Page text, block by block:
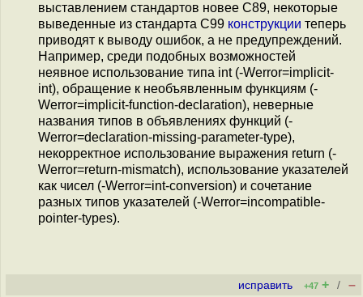
выставлением стандартов новее C89, некоторые
выведенные из стандарта С99 конструкции теперь
приводят к выводу ошибок, а не предупреждений.
Например, среди подобных возможностей
неявное использование типа int (-Werror=implicit-
int), обращение к необъявленным функциям (-
Werror=implicit-function-declaration), неверные
названия типов в объявлениях функций (-
Werror=declaration-missing-parameter-type),
некорректное использование выражения return (-
Werror=return-mismatch), использование указателей
как чисел (-Werror=int-conversion) и сочетание
разных типов указателей (-Werror=incompatible-
pointer-types).
исправить +47 + / –